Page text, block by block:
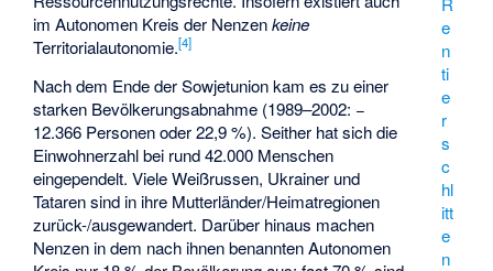
e
n
ti
e
r
s
c
hl
itt
e
n
im Autonomen Kreis der Nenzenkeine
Territorialautonomie.[4]
Nach dem Ende der Sowjetunion kam es zu einer
starken Bevölkerungsabnahme (1989–2002: −
12.366 Personen oder 22,9 %). Seither hat sich die
Einwohnerzahl bei rund 42.000 Menschen
eingependelt. Viele Weißrussen, Ukrainer und
Tataren sind in ihre Mutterländer/Heimatregionen
zurück-/ausgewandert. Darüber hinaus machen
Nenzen in dem nach ihnen benannten Autonomen